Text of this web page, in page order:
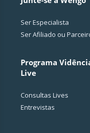
Ser Especialista
Ser Afiliado ou
Programa
Live
Consultas Lives
Entrevistas